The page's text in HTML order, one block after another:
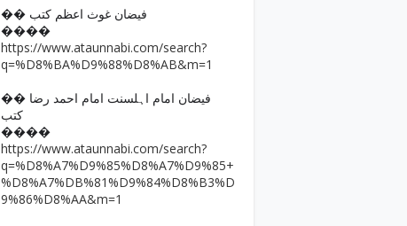
�� فیضان غوث اعظم کتب
����
https://www.ataunnabi.com/search?
q=%D8%BA%D9%88%D8%AB&m=1
�� فیضان امام اہلسنت امام احمد رضا
کتب
����
https://www.ataunnabi.com/search?
q=%D8%A7%D9%85%D8%A7%D9%85+
%D8%A7%DB%81%D9%84%D8%B3%D
9%86%D8%AA&m=1